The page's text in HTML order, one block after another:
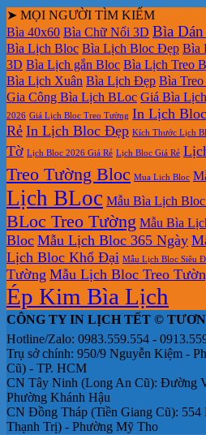
➤ MỌI NGƯỜI TÌM KIẾM
Bìa 40x60 Bìa Chữ Nổi 3D Bìa
Bìa Lịch Bloc Bìa Lịch Bloc Đẹp Bìa
3D Bìa Lịch gắn Bloc Bìa Lịch Treo
Bìa Lịch Xuân Bìa Lịch Đẹp Bìa
Gia Công Bìa Lịch BLoc Giá Bìa
2026 Giá Lịch Bloc Treo Tường In Lịch
Rẻ In Lịch Bloc Đẹp Kích Thước Lịch
Tờ Lịch Bloc 2026 Giá Rẻ Lịch Bloc Giá Rẻ
Treo Tường Bloc Mua Lich Bloc
Lịch BLoc Mẫu Bìa Lịch
BLoc Treo Tường Mẫu Bìa
Bloc Mẫu Lịch Bloc 365 Ngày
Lịch Bloc Khổ Đại Mẫu Lịch Bloc Siêu
Tường Mẫu Lịch Bloc Treo
Ép Kim Bìa Lịch
CÔNG TY IN LỊCH TẾT ©
Hotline/Zalo: 0983.559.554 -
Trụ sở chính: 950/9 Nguyễn Kiệm -
Cũ) - TP. HCM
CN Tây Ninh (Long An Cũ): Đường
Phường Khánh Hậu
CN Đồng Tháp (Tiền Giang Cũ): 554
Thạnh Trị) - Phường Mỹ Tho